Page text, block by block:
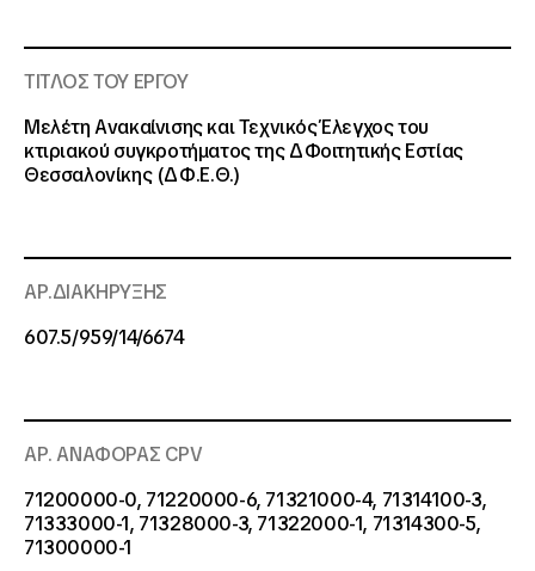
ΤΙΤΛΟΣ ΤΟΥ ΕΡΓΟΥ
Μελέτη Ανακαίνισης και Τεχνικός Έλεγχος του
κτιριακού συγκροτήματος της Δ΄ Φοιτητικής Εστίας
Θεσσαλονίκης (Δ΄ Φ.Ε.Θ.)
ΑΡ.ΔΙΑΚΗΡΥΞΗΣ
607.5/959/14/6674
ΑΡ. ΑΝΑΦΟΡΑΣ CPV
71200000-0, 71220000-6, 71321000-4, 71314100-3,
71333000-1, 71328000-3, 71322000-1, 71314300-5,
71300000-1